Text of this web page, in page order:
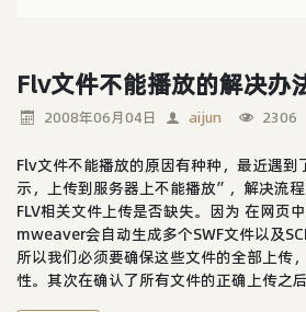
Flv文件不能播放的解决办
2008年06月04日 aijun 2306
Flv文件不能播放的原因有种种，最近遇
示，上传到服务器上不能播放”，解决流
FLV相关文件上传是否缺失。因为 在网页
mweaver会自动生成多个SWF文件以及
所以我们必须要确保这些文件的全部上传
性。其次在确认了所有文件的正确上传之